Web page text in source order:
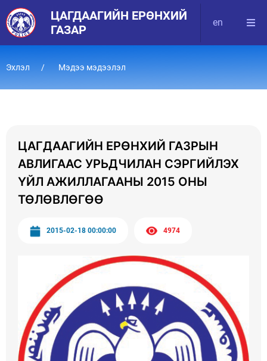
ЦАГДААГИЙН ЕРӨНХИЙ
ГАЗАР
en
Эхлэл Мэдээ мэдээлэл
ЦАГДААГИЙН ЕРӨНХИЙ ГАЗРЫН
АВЛИГААС УРЬДЧИЛАН СЭРГИЙЛЭХ
ҮЙЛ АЖИЛЛАГААНЫ 2015 ОНЫ
ТӨЛӨВЛӨГӨӨ
2015-02-18 00:00:00 4974